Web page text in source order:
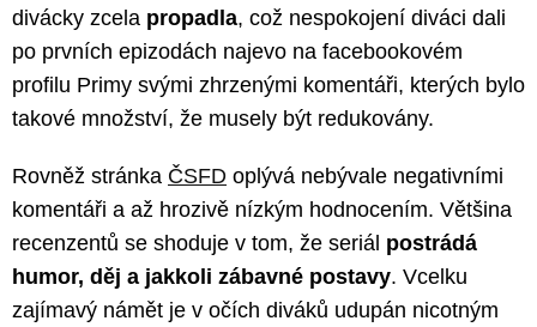
divácky zcela propadla, což nespokojení diváci dali
po prvních epizodách najevo na facebookovém
profilu Primy svými zhrzenými komentáři, kterých bylo
takové množství, že musely být redukovány.
Rovněž stránka ČSFD oplývá nebývale negativními
komentáři a až hrozivě nízkým hodnocením. Většina
recenzentů se shoduje v tom, že seriál postrádá
humor, děj a jakkoli zábavné postavy. Vcelku
zajímavý námět je v očích diváků udupán nicotným